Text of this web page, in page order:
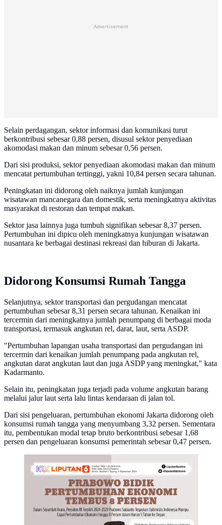
Advertisement
Selain perdagangan, sektor informasi dan komunikasi turut
berkontribusi sebesar 0,88 persen, disusul sektor penyediaan
akomodasi makan dan minum sebesar 0,56 persen.
Dari sisi produksi, sektor penyediaan akomodasi makan dan minum
mencatat pertumbuhan tertinggi, yakni 10,84 persen secara tahunan.
Peningkatan ini didorong oleh naiknya jumlah kunjungan
wisatawan mancanegara dan domestik, serta meningkatnya aktivitas
masyarakat di restoran dan tempat makan.
Sektor jasa lainnya juga tumbuh signifikan sebesar 8,37 persen.
Pertumbuhan ini dipicu oleh meningkatnya kunjungan wisatawan
nusantara ke berbagai destinasi rekreasi dan hiburan di Jakarta.
Didorong Konsumsi Rumah Tangga
Selanjutnya, sektor transportasi dan pergudangan mencatat
pertumbuhan sebesar 8,31 persen secara tahunan. Kenaikan ini
tercermin dari meningkatnya jumlah penumpang di berbagai moda
transportasi, termasuk angkutan rel, darat, laut, serta ASDP.
"Pertumbuhan lapangan usaha transportasi dan pergudangan ini
tercermin dari kenaikan jumlah penumpang pada angkutan rel,
angkutan darat angkutan laut dan juga ASDP yang meningkat," kata
Kadarmanto.
Selain itu, peningkatan juga terjadi pada volume angkutan barang
melalui jalur laut serta lalu lintas kendaraan di jalan tol.
Dari sisi pengeluaran, pertumbuhan ekonomi Jakarta didorong oleh
konsumsi rumah tangga yang menyumbang 3,32 persen. Sementara
itu, pembentukan modal tetap bruto berkontribusi sebesar 1,68
persen dan pengeluaran konsumsi pemerintah sebesar 0,47 persen.
Infografis Prabowo Bidik Pertumbuhan Ekonomi
Tembus 8 Persen. (Liputan6.com/Abdillah)